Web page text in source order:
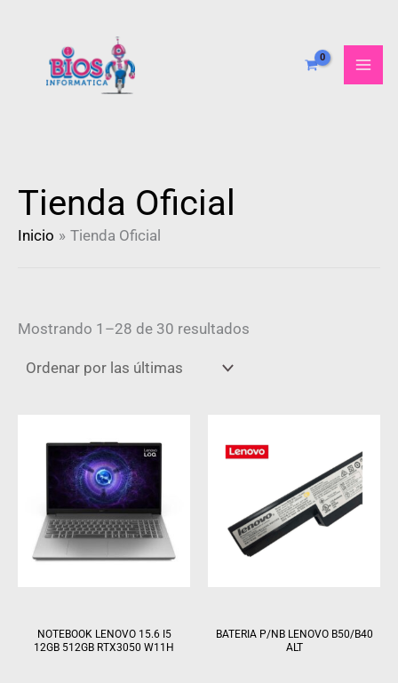
contenido
Tienda Oficial
Inicio Tienda Oficial
Mostrando 1–28 de 30 resultados
NOTEBOOK LENOVO 15.6 I5
12GB 512GB RTX3050 W11H
BATERIA P/NB LENOVO B50/B40
ALT